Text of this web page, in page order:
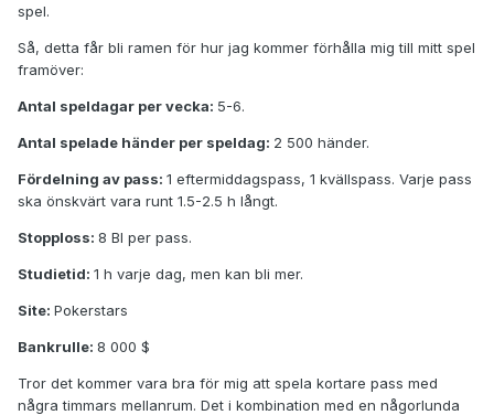
spel.
Så, detta får bli ramen för hur jag kommer förhålla mig till mitt spel
framöver:
Antal speldagar per vecka: 5-6.
Antal spelade händer per speldag: 2 500 händer.
Fördelning av pass: 1 eftermiddagspass, 1 kvällspass. Varje pass
ska önskvärt vara runt 1.5-2.5 h långt.
Stopploss: 8 BI per pass.
Studietid: 1 h varje dag, men kan bli mer.
Site: Pokerstars
Bankrulle: 8 000 $
Tror det kommer vara bra för mig att spela kortare pass med
några timmars mellanrum. Det i kombination med en någorlunda